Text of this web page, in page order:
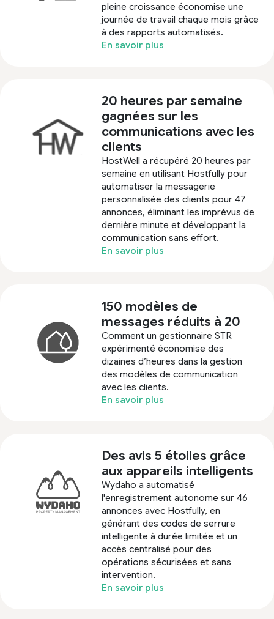
pleine croissance économise une
journée de travail chaque mois grâce
à des rapports automatisés.
En savoir plus
20 heures par semaine
gagnées sur les
communications avec les
clients
HostWell a récupéré 20 heures par
semaine en utilisant Hostfully pour
automatiser la messagerie
personnalisée des clients pour 47
annonces, éliminant les imprévus de
dernière minute et développant la
communication sans effort.
En savoir plus
150 modèles de
messages réduits à 20
Comment un gestionnaire STR
expérimenté économise des
dizaines d’heures dans la gestion
des modèles de communication
avec les clients.
En savoir plus
Des avis 5 étoiles grâce
aux appareils intelligents
Wydaho a automatisé
l'enregistrement autonome sur 46
annonces avec Hostfully, en
générant des codes de serrure
intelligente à durée limitée et un
accès centralisé pour des
opérations sécurisées et sans
intervention.
En savoir plus